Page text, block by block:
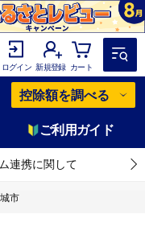
ログイン 新規登録 カート
控除額を調べる
ご利用ガイド
連携に関して
市